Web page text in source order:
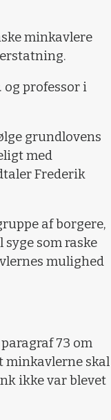
minkavlere
og professor i
grundlovens
med
Frederik
af borgere,
som raske
mulighed
73 om
minkavlerne skal
ikke var blevet